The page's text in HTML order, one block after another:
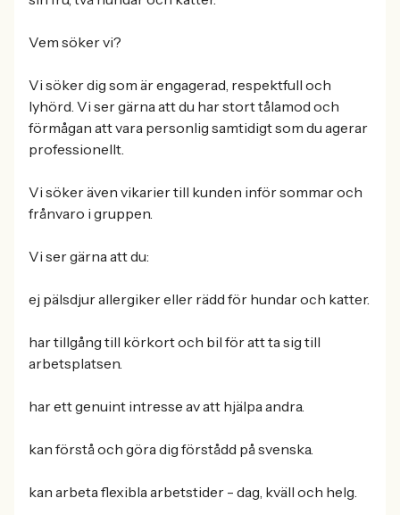
Vem söker vi?
Vi söker dig som är engagerad, respektfull och
lyhörd. Vi ser gärna att du har stort tålamod och
förmågan att vara personlig samtidigt som du agerar
professionellt.
Vi söker även vikarier till kunden inför sommar och
frånvaro i gruppen.
Vi ser gärna att du:
ej pälsdjur allergiker eller rädd för hundar och katter.
har tillgång till körkort och bil för att ta sig till
arbetsplatsen.
har ett genuint intresse av att hjälpa andra.
kan förstå och göra dig förstådd på svenska.
kan arbeta flexibla arbetstider - dag, kväll och helg.